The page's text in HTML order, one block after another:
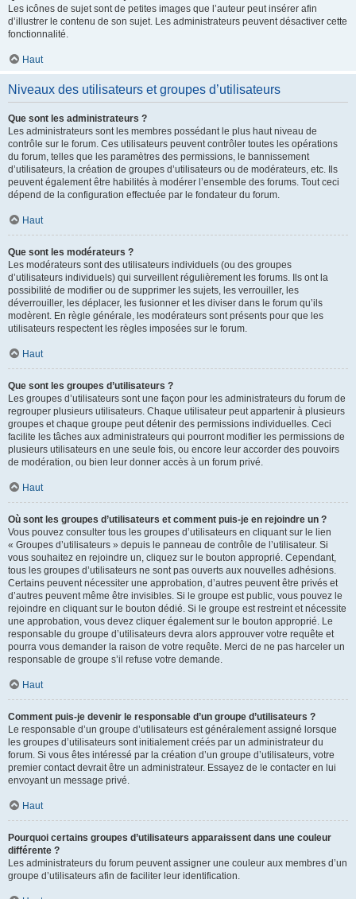
Les icônes de sujet sont de petites images que l’auteur peut insérer afin
d’illustrer le contenu de son sujet. Les administrateurs peuvent désactiver cette
fonctionnalité.
Haut
Niveaux des utilisateurs et groupes d’utilisateurs
Que sont les administrateurs ?
Les administrateurs sont les membres possédant le plus haut niveau de
contrôle sur le forum. Ces utilisateurs peuvent contrôler toutes les opérations
du forum, telles que les paramètres des permissions, le bannissement
d’utilisateurs, la création de groupes d’utilisateurs ou de modérateurs, etc. Ils
peuvent également être habilités à modérer l’ensemble des forums. Tout ceci
dépend de la configuration effectuée par le fondateur du forum.
Haut
Que sont les modérateurs ?
Les modérateurs sont des utilisateurs individuels (ou des groupes
d’utilisateurs individuels) qui surveillent régulièrement les forums. Ils ont la
possibilité de modifier ou de supprimer les sujets, les verrouiller, les
déverrouiller, les déplacer, les fusionner et les diviser dans le forum qu’ils
modèrent. En règle générale, les modérateurs sont présents pour que les
utilisateurs respectent les règles imposées sur le forum.
Haut
Que sont les groupes d’utilisateurs ?
Les groupes d’utilisateurs sont une façon pour les administrateurs du forum de
regrouper plusieurs utilisateurs. Chaque utilisateur peut appartenir à plusieurs
groupes et chaque groupe peut détenir des permissions individuelles. Ceci
facilite les tâches aux administrateurs qui pourront modifier les permissions de
plusieurs utilisateurs en une seule fois, ou encore leur accorder des pouvoirs
de modération, ou bien leur donner accès à un forum privé.
Haut
Où sont les groupes d’utilisateurs et comment puis-je en rejoindre un ?
Vous pouvez consulter tous les groupes d’utilisateurs en cliquant sur le lien
« Groupes d’utilisateurs » depuis le panneau de contrôle de l’utilisateur. Si
vous souhaitez en rejoindre un, cliquez sur le bouton approprié. Cependant,
tous les groupes d’utilisateurs ne sont pas ouverts aux nouvelles adhésions.
Certains peuvent nécessiter une approbation, d’autres peuvent être privés et
d’autres peuvent même être invisibles. Si le groupe est public, vous pouvez le
rejoindre en cliquant sur le bouton dédié. Si le groupe est restreint et nécessite
une approbation, vous devez cliquer également sur le bouton approprié. Le
responsable du groupe d’utilisateurs devra alors approuver votre requête et
pourra vous demander la raison de votre requête. Merci de ne pas harceler un
responsable de groupe s’il refuse votre demande.
Haut
Comment puis-je devenir le responsable d’un groupe d’utilisateurs ?
Le responsable d’un groupe d’utilisateurs est généralement assigné lorsque
les groupes d’utilisateurs sont initialement créés par un administrateur du
forum. Si vous êtes intéressé par la création d’un groupe d’utilisateurs, votre
premier contact devrait être un administrateur. Essayez de le contacter en lui
envoyant un message privé.
Haut
Pourquoi certains groupes d’utilisateurs apparaissent dans une couleur
différente ?
Les administrateurs du forum peuvent assigner une couleur aux membres d’un
groupe d’utilisateurs afin de faciliter leur identification.